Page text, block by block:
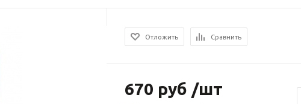
Отложить Сравнить
670 руб /шт